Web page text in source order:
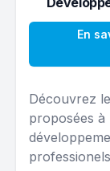
En
Découvrez
proposées